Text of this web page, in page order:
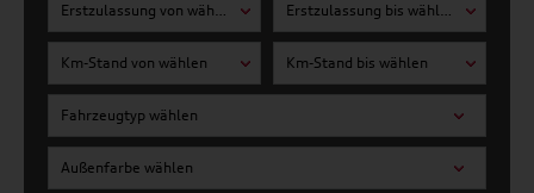
Erstzulassung von wählen Erstzulassung bis wählen
Km-Stand von wählen Km-Stand bis wählen
Fahrzeugtyp wählen
Außenfarbe wählen